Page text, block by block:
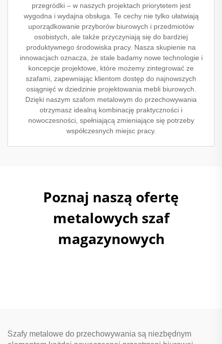
przegródki – w naszych projektach priorytetem jest
wygodna i wydajna obsługa. Te cechy nie tylko ułatwiają
uporządkowanie przyborów biurowych i przedmiotów
osobistych, ale także przyczyniają się do bardziej
produktywnego środowiska pracy. Nasza skupienie na
innowacjach oznacza, że stale badamy nowe technologie i
koncepcje projektowe, które możemy zintegrować ze
szafami, zapewniając klientom dostęp do najnowszych
osiągnięć w dziedzinie projektowania mebli biurowych.
Dzięki naszym szafom metalowym do przechowywania
otrzymasz idealną kombinację praktyczności i
nowoczesności, spełniającą zmieniające się potrzeby
współczesnych miejsc pracy.
Poznaj naszą ofertę
metalowych szaf
magazynowych
Szafy metalowe do przechowywania są niezbędnym